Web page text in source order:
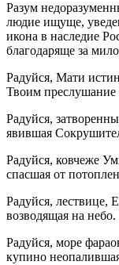
Разум
людие ищуще,
икона в наследие
благодаряще за
Радуйся, Мати
Твоим
Радуйся,
явившая
Радуйся, ковчеже
спасшая от
Радуйся, лествице,
возводящая на небо.
Радуйся, море
купино